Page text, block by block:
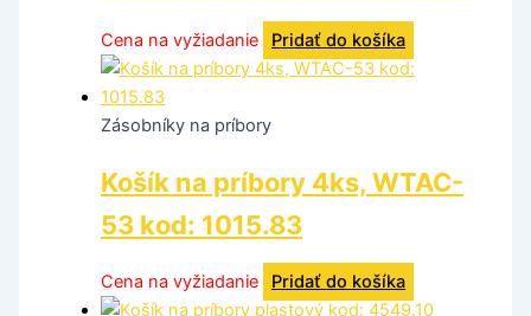
Cena na vyžiadanie Pridať do košíka
Zásobníky na príbory
Košík na príbory 4ks, WTAC-
53 kod: 1015.83
Cena na vyžiadanie Pridať do košíka